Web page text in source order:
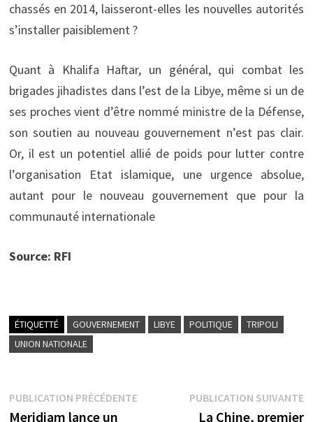
chassés en 2014, laisseront-elles les nouvelles autorités
s’installer paisiblement ?
Quant à Khalifa Haftar, un général, qui combat les
brigades jihadistes dans l’est de la Libye, même si un de
ses proches vient d’être nommé ministre de la Défense,
son soutien au nouveau gouvernement n’est pas clair.
Or, il est un potentiel allié de poids pour lutter contre
l’organisation Etat islamique, une urgence absolue,
autant pour le nouveau gouvernement que pour la
communauté internationale
Source: RFI
ÉTIQUETTÉ GOUVERNEMENT LIBYE POLITIQUE
TRIPOLI
UNION NATIONALE
Navigation
PUBLICATION PRÉCÉDENTEPublication
précédente :
Meridiam lance un
PUBLICATION SUIVANTE
La Chine, premier